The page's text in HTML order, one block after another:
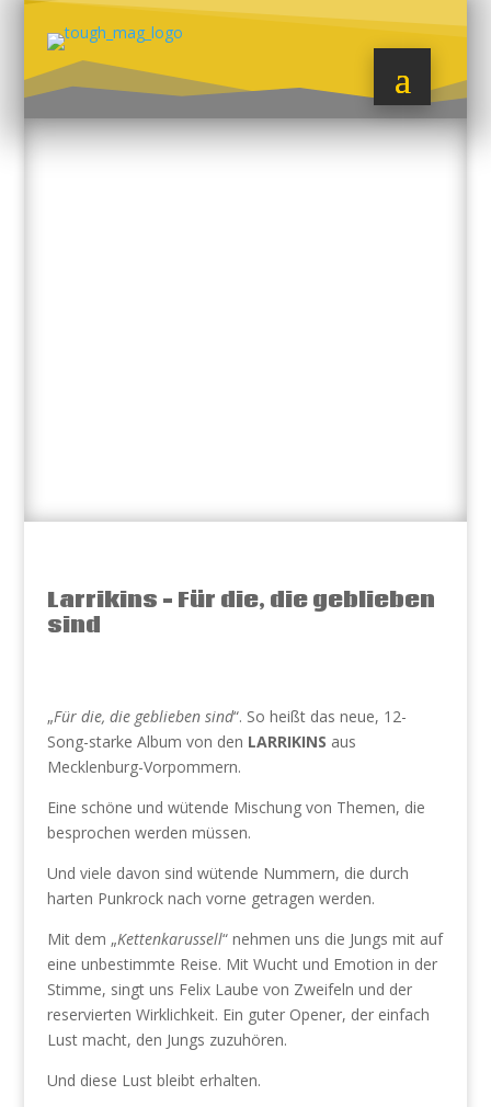
Larrikins – Für die, die geblieben
sind
„Für die, die geblieben sind“. So heißt das neue, 12-
Song-starke Album von den LARRIKINS aus
Mecklenburg-Vorpommern.
Eine schöne und wütende Mischung von Themen, die
besprochen werden müssen.
Und viele davon sind wütende Nummern, die durch
harten Punkrock nach vorne getragen werden.
Mit dem „Kettenkarussell“ nehmen uns die Jungs mit auf
eine unbestimmte Reise. Mit Wucht und Emotion in der
Stimme, singt uns Felix Laube von Zweifeln und der
reservierten Wirklichkeit. Ein guter Opener, der einfach
Lust macht, den Jungs zuzuhören.
Und diese Lust bleibt erhalten.